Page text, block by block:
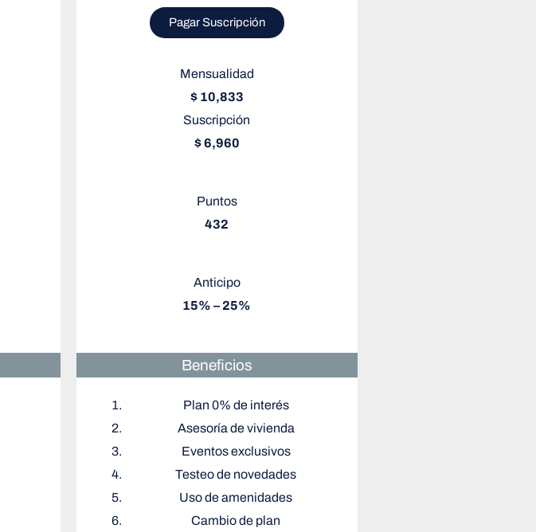
Pagar Suscripción
Mensualidad
$ 10,833
Suscripción
$ 6,960
Puntos
432
Anticipo
15% – 25%
Beneficios
Plan 0% de interés
Asesoría de vivienda
Eventos exclusivos
Testeo de novedades
Uso de amenidades
Cambio de plan